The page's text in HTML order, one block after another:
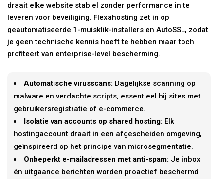
draait elke website stabiel zonder performance in te
leveren voor beveiliging. Flexahosting zet in op
geautomatiseerde 1-muisklik-installers en AutoSSL, zodat
je geen technische kennis hoeft te hebben maar toch
profiteert van enterprise-level bescherming.
Automatische virusscans: Dagelijkse scanning op
malware en verdachte scripts, essentieel bij sites met
gebruikersregistratie of e-commerce.
Isolatie van accounts op shared hosting: Elk
hostingaccount draait in een afgescheiden omgeving,
geïnspireerd op het principe van microsegmentatie.
Onbeperkt e-mailadressen met anti-spam: Je inbox
én uitgaande berichten worden proactief beschermd